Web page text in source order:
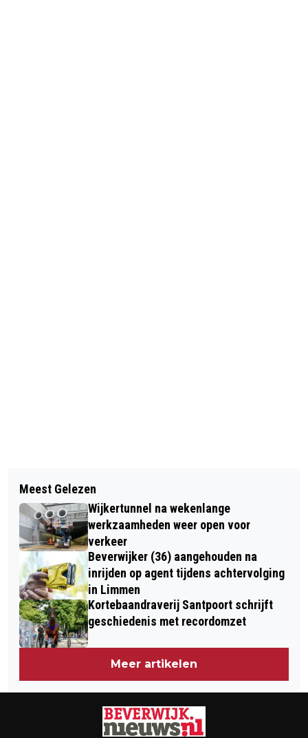
EINDELIJK WEER DANSEN IN
BEVERWIJK EN HEEMSKERK… MAAR
DAN WÉL BUITEN!
EETLOKAAL EN HERBERG BE MY
GUEST CORONAPROOF
Meest Gelezen
Wijkertunnel na wekenlange
werkzaamheden weer open voor
verkeer
Beverwijker (36) aangehouden na
inrijden op agent tijdens achtervolging
in Limmen
Kortebaandraverij Santpoort schrijft
geschiedenis met recordomzet
Meer artikelen